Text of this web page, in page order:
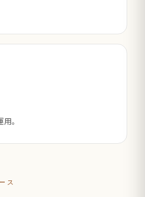
。
ス